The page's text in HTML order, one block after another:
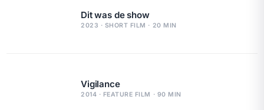
Dit was de show
2023 · SHORT FILM · 20 MIN
Vigilance
2014 · FEATURE FILM · 90 MIN